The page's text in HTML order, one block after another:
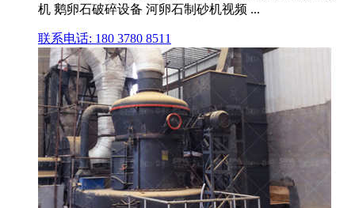
机 鹅卵石破碎设备 河卵石制砂机视频 ...
联系电话: 180 3780 8511